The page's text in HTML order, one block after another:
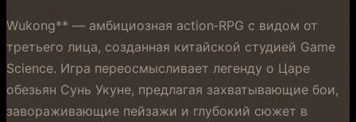
Wukong** — амбициозная action‑RPG с видом от
третьего лица, созданная китайской студией Game
Science. Игра переосмысливает легенду о Царе
обезьян Сунь Укуне, предлагая захватывающие бои,
завораживающие пейзажи и глубокий сюжет в